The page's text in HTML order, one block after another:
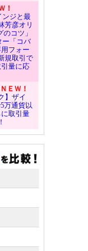
！
ンジと最
芳彦オリ
コツ」
ー「コバ
フォー
規取引で
量に応
ＥＷ！
】ザイ
万通貨以
取引量